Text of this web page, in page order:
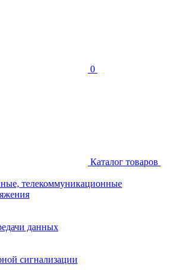
0
Каталог товаров
телекоммуникационные
данных
сигнализации